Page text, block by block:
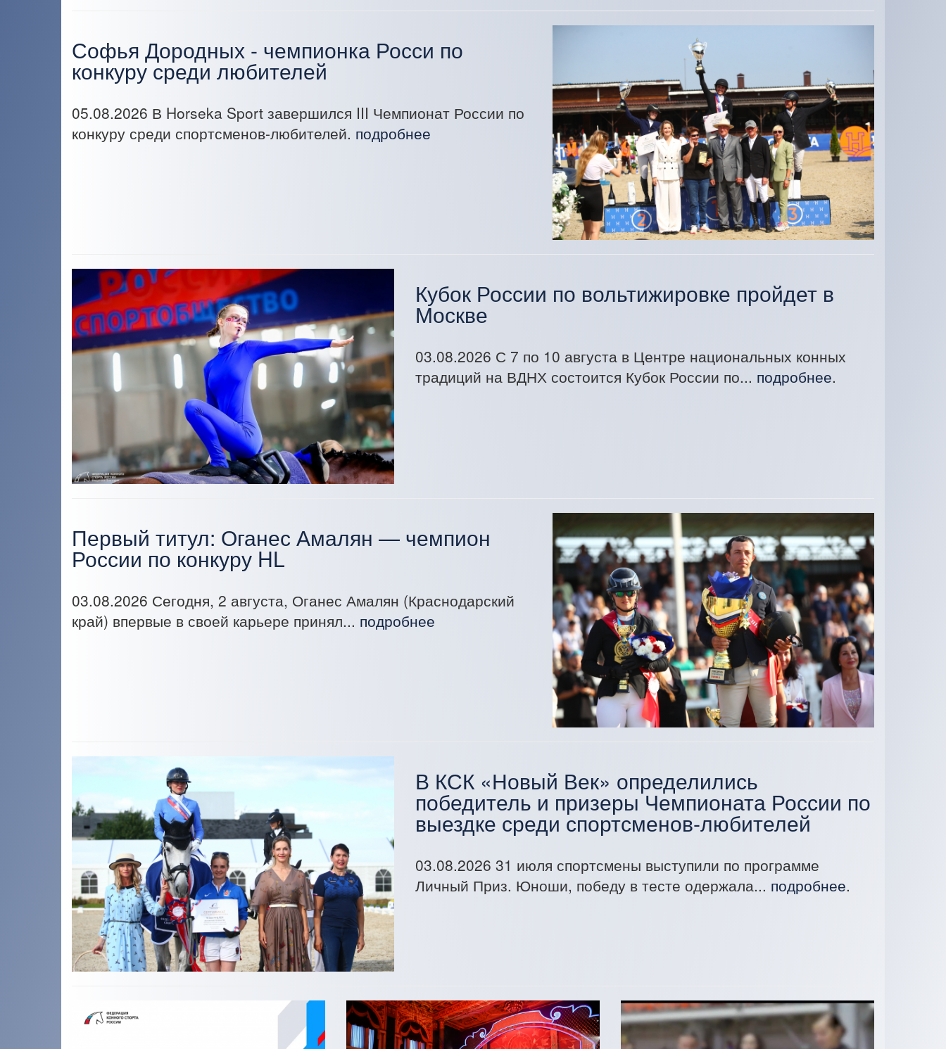
Софья Дородных - чемпионка Росси по
конкуру среди любителей
05.08.2026В Horseka Sport завершился III Чемпионат России по
Кубок России по вольтижировке пройдет в
Москве
03.08.2026С 7 по 10 августа в Центре национальных конных
Первый титул: Оганес Амалян — чемпион
России по конкуру HL
03.08.2026Сегодня, 2 августа, Оганес Амалян (Краснодарский
В КСК «Новый Век» определились
победитель и призеры Чемпионата России по
выездке среди спортсменов-любителей
03.08.202631 июля спортсмены выступили по программе